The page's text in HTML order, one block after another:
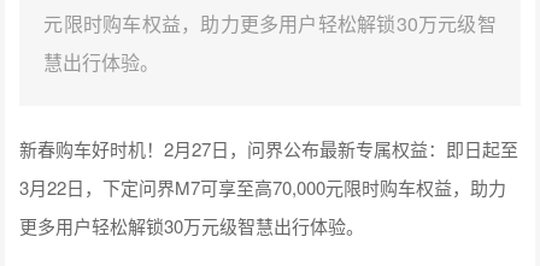
元限时购车权益，助力更多用户轻松解锁30万元级智
慧出行体验。
新春购车好时机！2月27日，问界公布最新专属权益：即日起至
3月22日，下定问界M7可享至高70,000元限时购车权益，助力
更多用户轻松解锁30万元级智慧出行体验。